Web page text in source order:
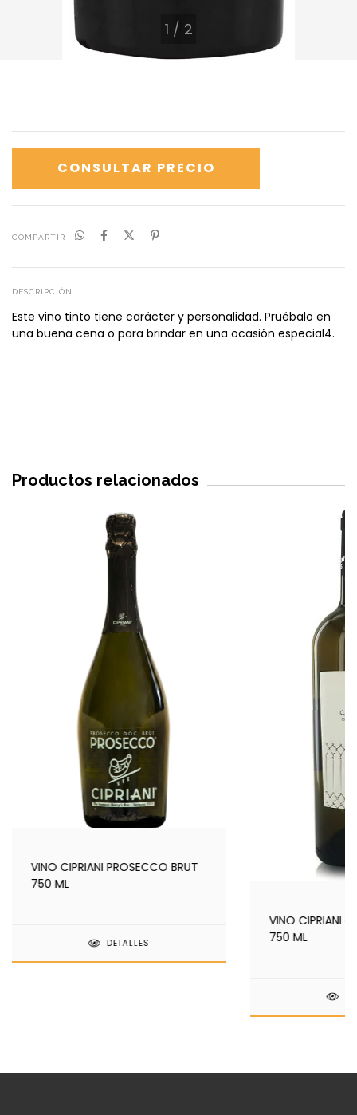
1 / 2
COMPARTIR
DESCRIPCIÓN
Este vino tinto tiene carácter y personalidad. Pruébalo en
una buena cena o para brindar en una ocasión especial4.
Productos relacionados
VINO CIPRIANI PROSECCO BRUT
750 ML
DETALLES
VINO CIPRIANI
750 ML